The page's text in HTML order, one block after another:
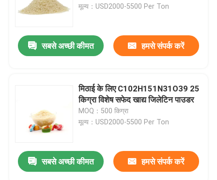
मूल्य：USD2000-5500 Per Ton
सबसे अच्छी कीमत हमसे संपर्क करें
मिठाई के लिए C102H151N31O39 25
किग्रा विशेष सफेद खाद्य जिलेटिन पाउडर
MOQ：500 किग्रा
मूल्य：USD2000-5500 Per Ton
सबसे अच्छी कीमत हमसे संपर्क करें